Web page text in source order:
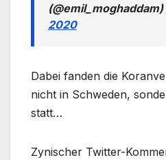
(@emil_moghaddam)
2020
Dabei fanden die
nicht in Schweden,
statt…
Zynischer Twitter-